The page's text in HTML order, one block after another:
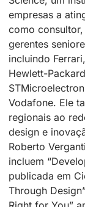
empresas a
como
gerentes
incluindo
Hewlett-
Vodafone. Ele
regionais ao
design e
Roberto
incluem
publicada em
Through